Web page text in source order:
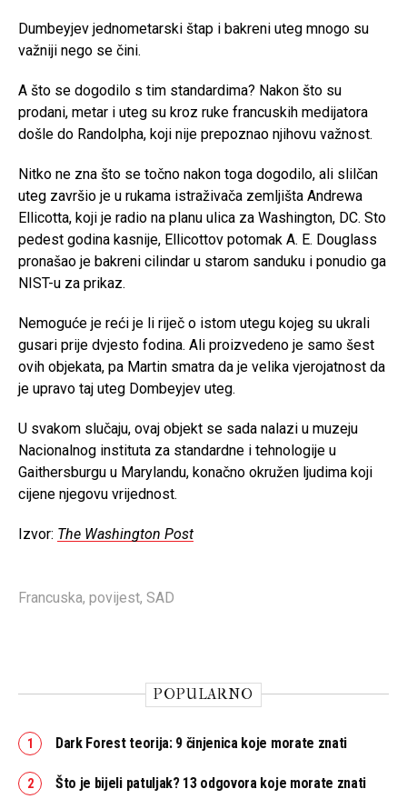
Dumbeyjev jednometarski štap i bakreni uteg mnogo su
važniji nego se čini.
A što se dogodilo s tim standardima? Nakon što su
prodani, metar i uteg su kroz ruke francuskih medijatora
došle do Randolpha, koji nije prepoznao njihovu važnost.
Nitko ne zna što se točno nakon toga dogodilo, ali slilčan
uteg završio je u rukama istraživača zemljišta Andrewa
Ellicotta, koji je radio na planu ulica za Washington, DC. Sto
pedest godina kasnije, Ellicottov potomak A. E. Douglass
pronašao je bakreni cilindar u starom sanduku i ponudio ga
NIST-u za prikaz.
Nemoguće je reći je li riječ o istom utegu kojeg su ukrali
gusari prije dvjesto fodina. Ali proizvedeno je samo šest
ovih objekata, pa Martin smatra da je velika vjerojatnost da
je upravo taj uteg Dombeyjev uteg.
U svakom slučaju, ovaj objekt se sada nalazi u muzeju
Nacionalnog instituta za standardne i tehnologije u
Gaithersburgu u Marylandu, konačno okružen ljudima koji
cijene njegovu vrijednost.
Izvor: The Washington Post
Francuska, povijest, SAD
POPULARNO
Dark Forest teorija: 9 činjenica koje morate znati
Što je bijeli patuljak? 13 odgovora koje morate znati